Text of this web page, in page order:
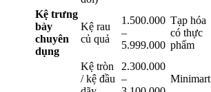
Kệ trưng
bày
chuyên
dụng
Kệ rau
củ quả
1.500.000
–
5.999.000
Tạp hóa
có thực
phẩm
Kệ tròn
/ kệ đầu
2.300.000
–
Minimart